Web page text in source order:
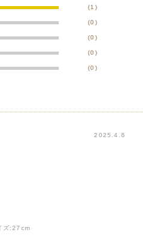
(1)
(0)
(0)
(0)
(0)
2025.4.6
ズ:27cm